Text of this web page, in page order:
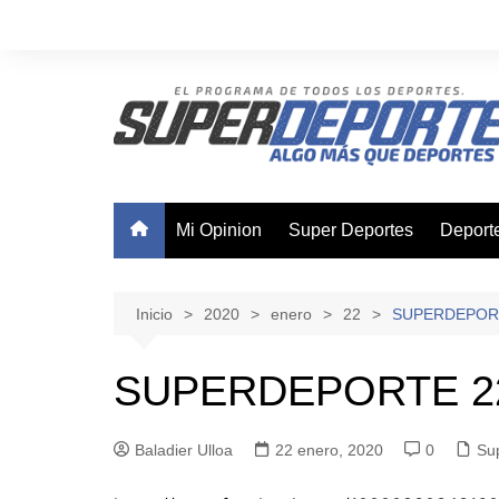
Mi Opinion Super Deportes
Futsal
Inicio 2020 enero 22
SUPERDEPORTE
Baladier Ulloa 22 enero, 2020 0